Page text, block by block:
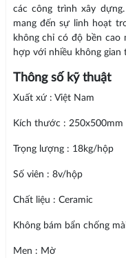
các công trình xây
mang đến sự linh hoạt
không chỉ có độ bền
hợp với nhiều không gian
Thông số kỹ thuật
Xuất xứ : Việt Nam
Kích thước : 250x500mm
Trọng lượng : 18kg/hộp
Số viên : 8v/hộp
Chất liệu : Ceramic
Không bám bẩn chống
Men : Mờ